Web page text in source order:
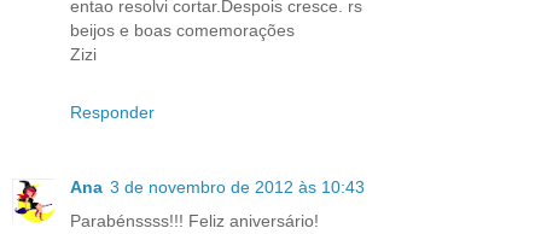
entao resolvi cortar.Despois cresce. rs
beijos e boas comemorações
Zizi
Responder
Ana 3 de novembro de 2012 às 10:43
Parabénssss!!! Feliz aniversário!